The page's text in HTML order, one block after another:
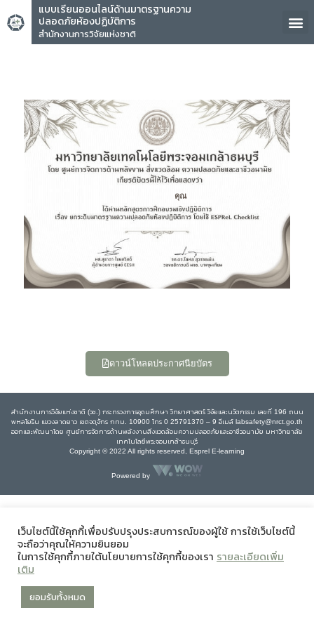
แบบเรียนออนไลน์ด้านมาตรฐานความ
ปลอดภัยห้องปฏิบัติการ
สำนักงานการวิจัยแห่งชาติ
คุณ
ดาวน์โหลดประกาศนียบัตร
สำนักงานการวิจัยแห่งชาติ (วช.) กระทรวงการอุดมศึกษา วิทยาศาสตร์ วิจัยและนวัตกรรม เลขที่ 196 ถนน
พหลโยธิน แขวงลาดยาว เขตจตุจักร กทม. 10900 โทร 0 25791370 – 9 อีเมล์ labsafety@nrct.go.th
ออกและพัฒนาโดย ศูนย์การจัดการด้านพลังงานสิ่งแวดล้อมความปลอดภัยและอาชีวอนามัย มหาวิทยาลัย
เทคโนโลยีพระจอมเกล้าธนบุรี
Copyright © 2022 All rights reserved, Esprel E-learning
Powered by
เว็บไซต์นี้ใช้คุกกี้เพื่อปรับปรุงประสบการณ์ของผู้ใช้ การใช้เว็บไซต์นี้
จะถือว่าคุณให้ความยินยอม
ในการใช้คุกกี้ภายใต้นโยบายการใช้คุกกี้ของเรา รายละเอียดเพิ่ม
เติม
ยอมรับทั้งหมด